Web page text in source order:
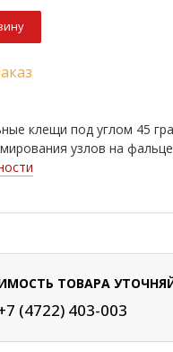
клещи под углом 45
узлов на
ТОВАРА
(4722) 403-003